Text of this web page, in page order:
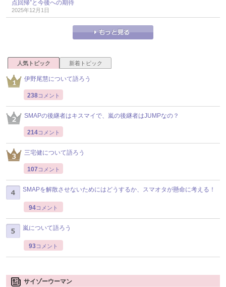
点回帰”と今後への期待
2025年12月1日
人気トピック 新着トピック
伊野尾慧について語ろう
238コメント
SMAPの後継者はキスマイで、嵐の後継者はJUMPなの？
214コメント
三宅健について語ろう
107 コメント
SMAPを解散させないためにはどうするか、スマオタが懸命に考える！
94コメント
嵐について語ろう
93コメント
サイゾーウーマン